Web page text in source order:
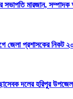
মারজান, সম্পাদক
প্রশাসকের নিকট
দলের হরিপুর